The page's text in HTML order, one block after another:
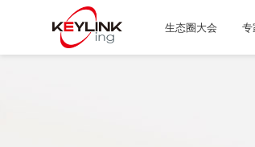
生态圈大会